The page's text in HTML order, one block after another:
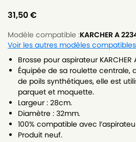
31,50€
Modèle compatible :KARCHER A
Voir les autres modèles
Brosse pour aspirateur KARCHER
Équipée de sa roulette centrale,
de poils synthétiques, elle est
parquet et moquette.
Largeur : 28cm.
Diamètre : 32mm.
100% compatible avec
Produit neuf.